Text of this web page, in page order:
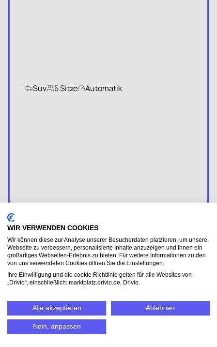
Suv 5 Sitze Automatik
Preis pro Monat:
464 €
ohne Anzahlung mit 1.500 € Anzahlung
bei 6 Monaten & 1.000 km im Monat
Verfügbar in 4 Wochen!
WIR VERWENDEN COOKIES
Wir können diese zur Analyse unserer Besucherdaten platzieren, um unsere
Webseite zu verbessern, personalisierte Inhalte anzuzeigen und Ihnen ein
großartiges Webseiten-Erlebnis zu bieten. Für weitere Informationen zu den
von uns verwendeten Cookies öffnen Sie die Einstellungen.
Ihre Einwilligung und die cookie Richtlinie gelten für alle Websites von
„Drivio“, einschließlich: marktplatz.drivio.de, Drivio.
Alle akzeptieren Ablehnen
Nein, anpassen